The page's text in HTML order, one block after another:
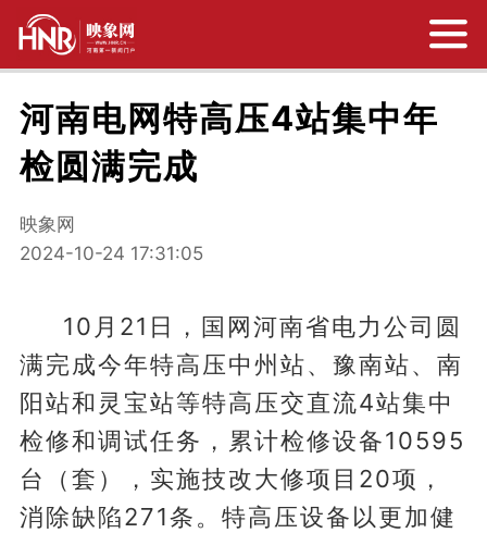
河南电网特高压4站集中年
检圆满完成
映象网
2024-10-24 17:31:05
10月21日，国网河南省电力公司圆
满完成今年特高压中州站、豫南站、南
阳站和灵宝站等特高压交直流4站集中
检修和调试任务，累计检修设备10595
台（套），实施技改大修项目20项，
消除缺陷271条。特高压设备以更加健